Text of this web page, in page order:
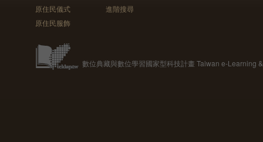
原住民儀式
原住民服飾
進階搜尋
數位典藏與數位學習國家型科技計畫 Taiwan e-Learning